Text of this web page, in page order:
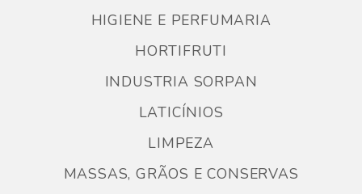
HIGIENE E PERFUMARIA
HORTIFRUTI
INDUSTRIA SORPAN
LATICÍNIOS
LIMPEZA
MASSAS, GRÃOS E CONSERVAS